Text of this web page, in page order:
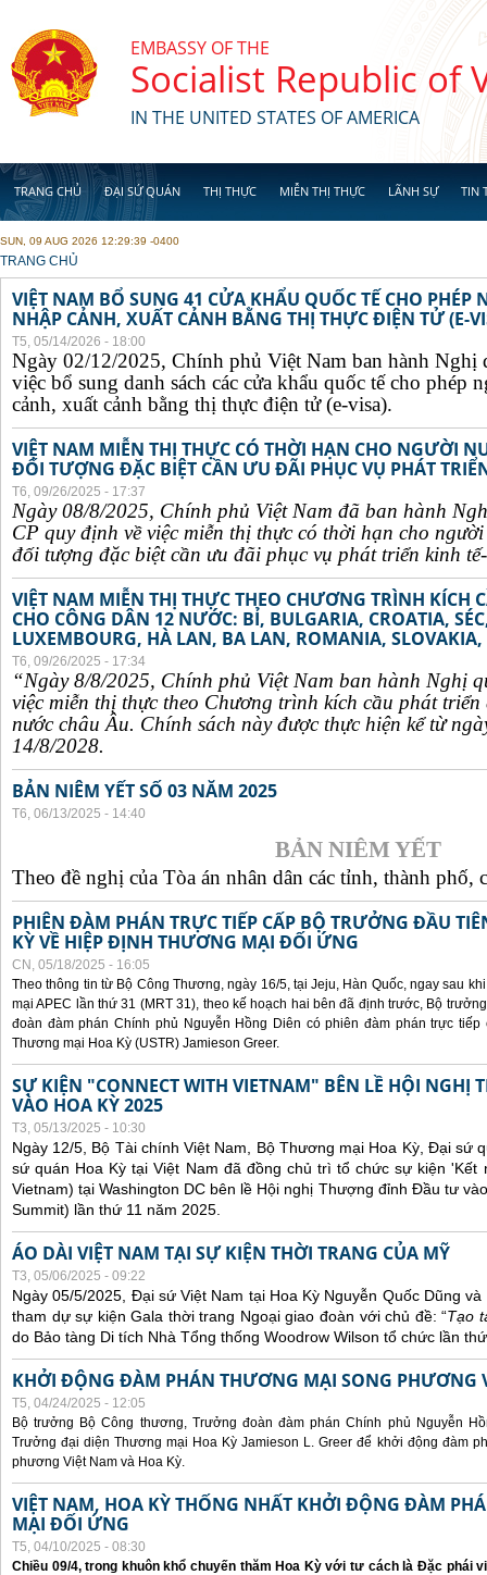
EMBASSY OF THE
Socialist Republic of
IN THE UNITED STATES OF AMERICA
TRANG CHỦ ĐẠI SỨ QUÁN THỊ THỰC MIỄN THỊ THỰC LÃNH SỰ TIN
SUN, 09 AUG 2026 12:29:39 -0400
YOU ARE HERE
TRANG CHỦ
VIỆT NAM BỔ SUNG 41 CỬA KHẨU QUỐC TẾ CHO
NHẬP CẢNH, XUẤT CẢNH BẰNG THỊ THỰC ĐIỆN TỬ (E-
T5, 05/14/2026 - 18:00
Ngày 02/12/2025, Chính phủ Việt Nam ban hành Nghị
việc bổ sung danh sách các cửa khẩu quốc tế cho phép
cảnh, xuất cảnh bằng thị thực điện tử (e-visa).
VIỆT NAM MIỄN THỊ THỰC CÓ THỜI HẠN CHO NGƯỜI
ĐỐI TƯỢNG ĐẶC BIỆT CẦN ƯU ĐÃI PHỤC VỤ PHÁT
T6, 09/26/2025 - 17:37
Ngày 08/8/2025, Chính phủ Việt Nam đã ban hành
CP quy định về việc miễn thị thực có thời hạn cho
đối tượng đặc biệt cần ưu đãi phục vụ phát triển kinh
VIỆT NAM MIỄN THỊ THỰC THEO CHƯƠNG TRÌNH KÍCH
CHO CÔNG DÂN 12 NƯỚC: BỈ, BULGARIA, CROATIA,
LUXEMBOURG, HÀ LAN, BA LAN, ROMANIA, SLOVAKIA,
T6, 09/26/2025 - 17:34
“Ngày 8/8/2025, Chính phủ Việt Nam ban hành Nghị
việc miễn thị thực theo Chương trình kích cầu phát
nước châu Âu. Chính sách này được thực hiện kể từ
14/8/2028.
BẢN NIÊM YẾT SỐ 03 NĂM 2025
T6, 06/13/2025 - 14:40
BẢN NIÊM YẾT
Theo đề nghị của Tòa án nhân dân các tỉnh, thành phố,
PHIÊN ĐÀM PHÁN TRỰC TIẾP CẤP BỘ TRƯỞNG ĐẦU
KỲ VỀ HIỆP ĐỊNH THƯƠNG MẠI ĐỐI ỨNG
CN, 05/18/2025 - 16:05
Theo thông tin từ Bộ Công Thương, ngày 16/5, tại Jeju, Hàn Quốc, ngay sau
mại APEC lần thứ 31 (MRT 31), theo kế hoạch hai bên đã định trước, Bộ
đoàn đàm phán Chính phủ Nguyễn Hồng Diên có phiên đàm phán trực
Thương mại Hoa Kỳ (USTR) Jamieson Greer.
SỰ KIỆN "CONNECT WITH VIETNAM" BÊN LỀ HỘI
VÀO HOA KỲ 2025
T3, 05/13/2025 - 10:30
Ngày 12/5, Bộ Tài chính Việt Nam, Bộ Thương mại Hoa Kỳ, Đại sứ
sứ quán Hoa Kỳ tại Việt Nam đã đồng chủ trì tổ chức sự kiện 'Kết
Vietnam) tại Washington DC bên lề Hội nghị Thượng đỉnh Đầu tư
Summit) lần thứ 11 năm 2025.
ÁO DÀI VIỆT NAM TẠI SỰ KIỆN THỜI TRANG CỦA MỸ
T3, 05/06/2025 - 09:22
Ngày 05/5/2025, Đại sứ Việt Nam tại Hoa Kỳ Nguyễn Quốc Dũng
tham dự sự kiện Gala thời trang Ngoại giao đoàn với chủ đề: “Tạo
do Bảo tàng Di tích Nhà Tổng thống Woodrow Wilson tổ chức lần
KHỞI ĐỘNG ĐÀM PHÁN THƯƠNG MẠI SONG PHƯƠNG
T5, 04/24/2025 - 12:05
Bộ trưởng Bộ Công thương, Trưởng đoàn đàm phán Chính phủ Nguyễn
Trưởng đại diện Thương mại Hoa Kỳ Jamieson L. Greer để khởi động đàm
phương Việt Nam và Hoa Kỳ.
VIỆT NAM, HOA KỲ THỐNG NHẤT KHỞI ĐỘNG ĐÀM
MẠI ĐỐI ỨNG
T5, 04/10/2025 - 08:30
Chiều 09/4, trong khuôn khổ chuyến thăm Hoa Kỳ với tư cách là Đặc phái